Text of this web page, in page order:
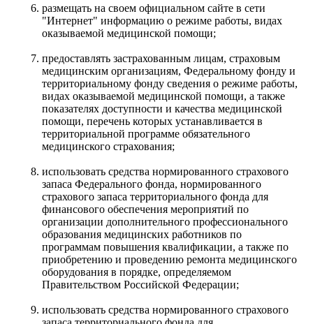
размещать на своем официальном сайте в сети
"Интернет" информацию о режиме работы, видах
оказываемой медицинской помощи;
предоставлять застрахованным лицам, страховым
медицинским организациям, Федеральному фонду и
территориальному фонду сведения о режиме работы,
видах оказываемой медицинской помощи, а также
показателях доступности и качества медицинской
помощи, перечень которых устанавливается в
территориальной программе обязательного
медицинского страхования;
использовать средства нормированного страхового
запаса Федерального фонда, нормированного
страхового запаса территориального фонда для
финансового обеспечения мероприятий по
организации дополнительного профессионального
образования медицинских работников по
программам повышения квалификации, а также по
приобретению и проведению ремонта медицинского
оборудования в порядке, определяемом
Правительством Российской Федерации;
использовать средства нормированного страхового